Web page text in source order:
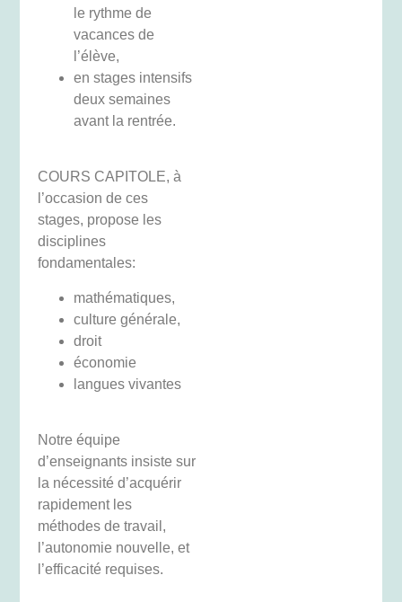
le rythme de
vacances de
l’élève,
en stages intensifs
deux semaines
avant la rentrée.
COURS CAPITOLE, à
l’occasion de ces
stages, propose les
disciplines
fondamentales:
mathématiques,
culture générale,
droit
économie
langues vivantes
Notre équipe
d’enseignants insiste sur
la nécessité d’acquérir
rapidement les
méthodes de travail,
l’autonomie nouvelle, et
l’efficacité requises.